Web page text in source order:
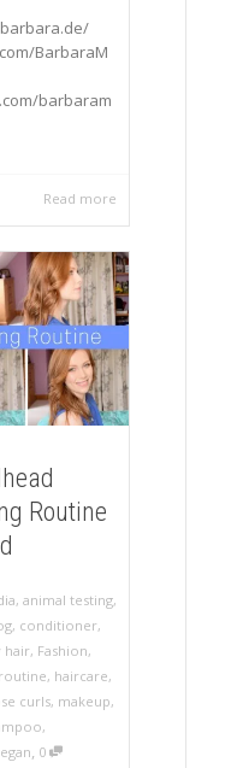
BarbaraM
barbaram
Read more
Routine
, animal testing,
, conditioner,
hair, Fashion,
, haircare,
curls, makeup,
,
, 0